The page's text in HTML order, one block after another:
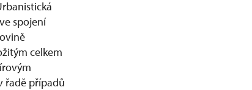
spojení
celkem
řadě případů